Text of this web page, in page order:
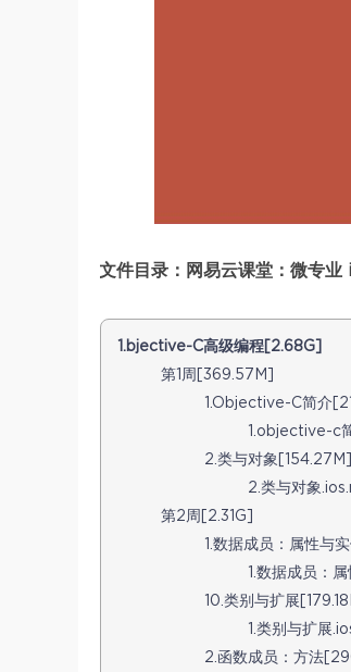
文件目录：网易云课堂：微专
1.bjective-C高级编程[2.68G]
第1周[369.57M]
1.Objective-C简介
1.objective-c
2.类与对象[154.27M]
2.类与对象
第2周[2.31G]
1.数据成员：属性与
1.数据成员：
10.类别与扩展
1.类别与扩展
2.函数成员：方法